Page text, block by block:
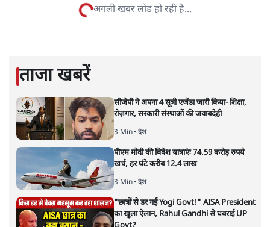
का ख़ामियाज़ा देश भुगत रहा है
विचार| आशुतोष| 22 MAY, 2020
आशुतोष
यह मैं मानता हूँ कि लॉकडाउन कोरोना का समाधान नहीं है लेकिन
लॉकडाउन लगाकर जो तैयारी इस बीच करनी चाहिये थी वह नहीं की